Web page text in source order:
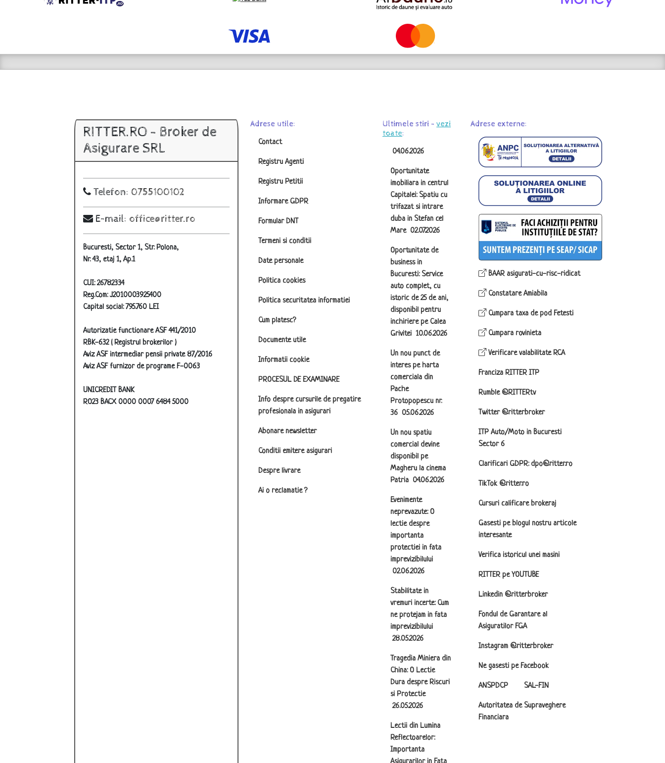
RITTER.RO - Broker de
Asigurare SRL
Telefon: 0755100102
E-mail: office@ritter.ro
Bucuresti, Sector 1, Str. Polona,
Nr. 43, etaj 1, Ap.1
CUI: 26782334
Reg.Com: J2010003925400
Capital social: 795.760 LEI
Autorizatie functionare ASF 441/2010
RBK-632 ( Registrul brokerilor )
Aviz ASF intermediar pensii private 87/2016
Aviz ASF furnizor de programe F-0063
UNICREDIT BANK
RO23 BACX 0000 0007 6484 5000
Adrese utile:
Contact
Registru Agenti
Registru Petitii
Informare GDPR
Formular DNT
Termeni si conditii
Date personale
Politica cookies
Politica securitatea informatiei
Cum platesc?
Documente utile
Informatii cookie
PROCESUL DE EXAMINARE
Info despre cursurile de pregatire
profesionala in asigurari
Abonare newsletter
Conditii emitere asigurari
Despre livrare
Ai o reclamatie ?
Ultimele stiri - vezi
toate:
04.06.2026
Oportunitate
imobiliara in centrul
Capitalei: Spatiu cu
trifazat si intrare
duba in Stefan cel
Mare 02.07.2026
Oportunitate de
business in
Bucuresti: Service
auto complet, cu
istoric de 25 de ani,
disponibil pentru
inchiriere pe Calea
Grivitei 10.06.2026
Un nou punct de
interes pe harta
comerciala din
Pache
Protopopescu nr.
36 05.06.2026
Un nou spatiu
comercial devine
disponibil pe
Magheru la cinema
Patria 04.06.2026
Evenimente
neprevazute: O
lectie despre
importanta
protectiei in fata
imprevizibilului
02.06.2026
Stabilitate in
vremuri incerte: Cum
ne protejam in fata
imprevizibilului
28.05.2026
Tragedia Miniera din
China: O Lectie
Dura despre Riscuri
si Protectie
26.05.2026
Lectii din Lumina
Reflectoarelor:
Importanta
Adrese externe:
BAAR asigurati-cu-risc-ridicat
Constatare Amiabila
Cumpara taxa de pod Fetesti
Cumpara rovinieta
Verificare valabilitate RCA
Franciza RITTER ITP
Rumble @RITTERtv
Twitter @ritterbroker
ITP Auto/Moto in Bucuresti
Sector 6
Clarificari GDPR: dpo@ritter.ro
TikTok @ritter.ro
Cursuri calificare brokeraj
Gasesti pe blogul nostru articole
interesante
Verifica istoricul unei masini
RITTER pe YOUTUBE
Linkedin @ritterbroker
Fondul de Garantare al
Asiguratilor FGA
Instagram @ritterbroker
Ne gasesti pe Facebook
ANSPDCP SAL-FIN
Autoritatea de Supraveghere
Financiara